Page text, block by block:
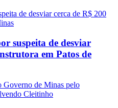
suspeita de desviar
em Patos de